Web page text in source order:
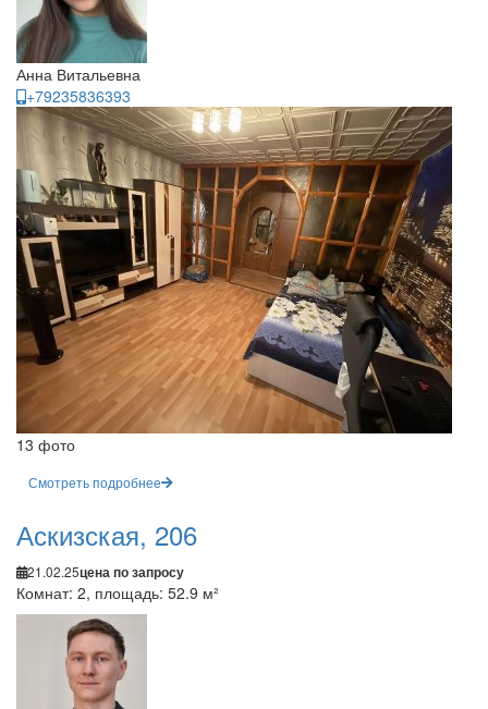
Анна Витальевна
+79235836393
13 фото
Смотреть подробнее
Аскизская, 206
21.02.25цена по запросу
Комнат: 2, площадь: 52.9 м²